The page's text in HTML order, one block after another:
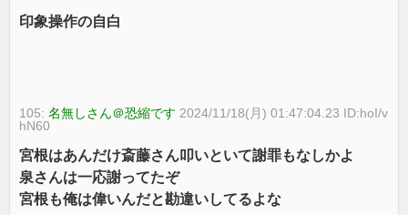
印象操作の自白
105:名無しさん＠恐縮です 2024/11/18(月) 01:47:04.23 ID:hoI/v
hN60
宮根はあんだけ斎藤さん叩いといて謝罪もなしかよ
泉さんは一応謝ってたぞ
宮根も俺は偉いんだと勘違いしてるよな